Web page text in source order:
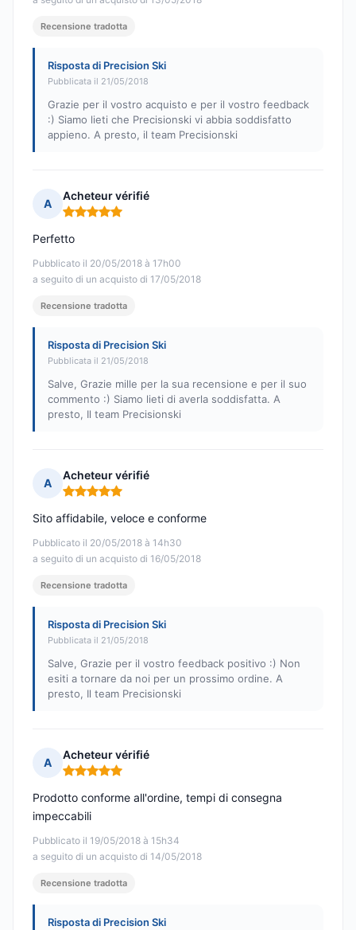
Recensione tradotta
Risposta di Precision Ski
Pubblicata il 21/05/2018
Grazie per il vostro acquisto e per il vostro feedback
:) Siamo lieti che Precisionski vi abbia soddisfatto
appieno. A presto, il team Precisionski
A
Acheteur vérifié
Nota: 5 su 5
Pubblicato il 20/05/2018 à 17h00
a seguito di un acquisto di 17/05/2018
Perfetto
Recensione tradotta
Risposta di Precision Ski
Pubblicata il 21/05/2018
Salve, Grazie mille per la sua recensione e per il suo
commento :) Siamo lieti di averla soddisfatta. A
presto, Il team Precisionski
A
Acheteur vérifié
Nota: 5 su 5
Pubblicato il 20/05/2018 à 14h30
a seguito di un acquisto di 16/05/2018
Sito affidabile, veloce e conforme
Recensione tradotta
Risposta di Precision Ski
Pubblicata il 21/05/2018
Salve, Grazie per il vostro feedback positivo :) Non
esiti a tornare da noi per un prossimo ordine. A
presto, Il team Precisionski
A
Acheteur vérifié
Nota: 5 su 5
Pubblicato il 19/05/2018 à 15h34
a seguito di un acquisto di 14/05/2018
Prodotto conforme all'ordine, tempi di consegna
impeccabili
Recensione tradotta
Risposta di Precision Ski